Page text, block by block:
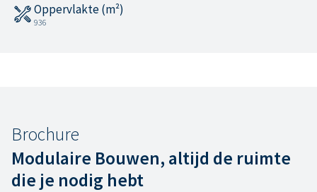
Oppervlakte (m²)
936
Brochure
Modulaire Bouwen, altijd de ruimte
die je nodig hebt